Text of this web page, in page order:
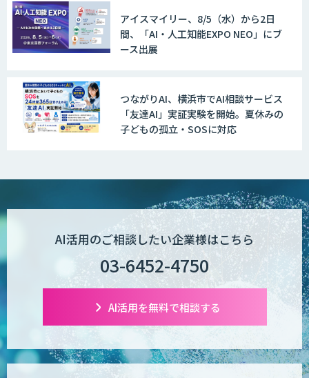
アイスマイリー、8/5（水）から2日
間、「AI・人工知能EXPO NEO」にブ
ース出展
つながりAI、横浜市でAI相談サービス
「友達AI」実証実験を開始。夏休みの
子どもの孤立・SOSに対応
AI活用のご相談したい企業様はこちら
03-6452-4750
AI活用を無料で相談する